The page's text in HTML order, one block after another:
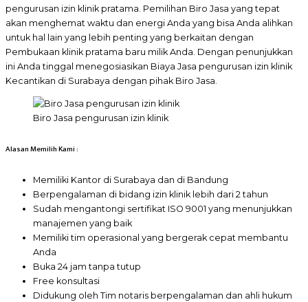
pengurusan izin klinik pratama. Pemilihan Biro Jasa yang tepat
akan menghemat waktu dan energi Anda yang bisa Anda alihkan
untuk hal lain yang lebih penting yang berkaitan dengan
Pembukaan klinik pratama baru milik Anda. Dengan penunjukkan
ini Anda tinggal menegosiasikan Biaya Jasa pengurusan izin klinik
Kecantikan di Surabaya dengan pihak Biro Jasa.
Biro Jasa pengurusan izin klinik
Alasan Memilih Kami :
Memiliki Kantor di Surabaya dan di Bandung
Berpengalaman di bidang izin klinik lebih dari 2 tahun
Sudah mengantongi sertifikat ISO 9001 yang menunjukkan
manajemen yang baik
Memiliki tim operasional yang bergerak cepat membantu
Anda
Buka 24 jam tanpa tutup
Free konsultasi
Didukung oleh Tim notaris berpengalaman dan ahli hukum